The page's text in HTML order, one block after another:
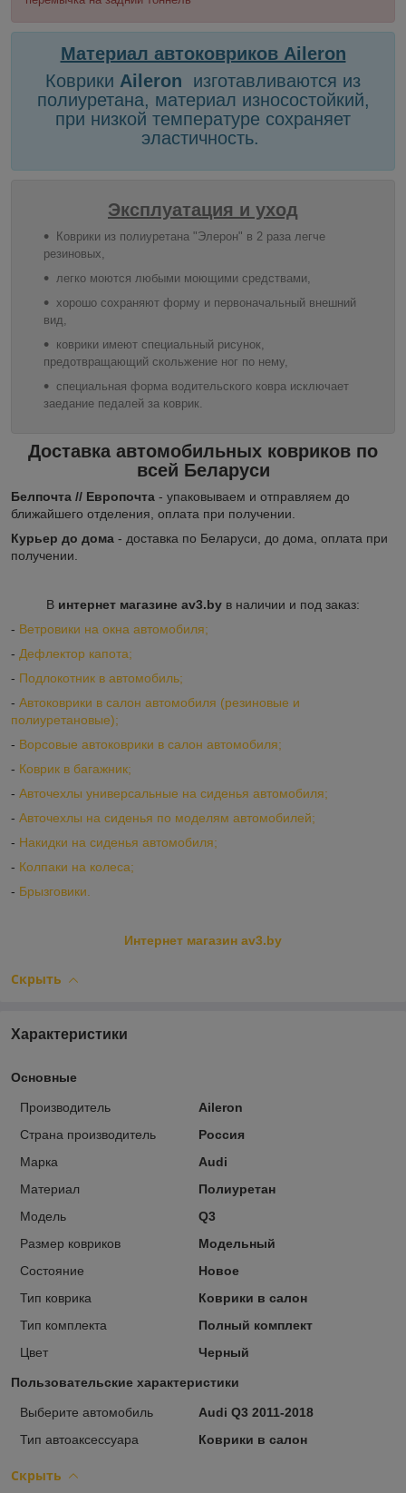
Материал автоковриков Aileron
Коврики Aileron изготавливаются из
полиуретана, материал износостойкий,
при низкой температуре сохраняет
эластичность.
Эксплуатация и уход
Коврики из полиуретана "Элерон" в 2 раза легче
резиновых,
легко моются любыми моющими средствами,
хорошо сохраняют форму и первоначальный внешний
вид,
коврики имеют специальный рисунок,
предотвращающий скольжение ног по нему,
специальная форма водительского ковра исключает
заедание педалей за коврик.
Доставка автомобильных ковриков по
всей Беларуси
Белпочта // Европочта - упаковываем и отправляем до
ближайшего отделения, оплата при получении.
Курьер до дома - доставка по Беларуси, до дома, оплата при
получении.
В интернет магазине av3.by в наличии и под заказ:
- Ветровики на окна автомобиля;
- Дефлектор капота;
- Подлокотник в автомобиль;
- Автоковрики в салон автомобиля (резиновые и
полиуретановые);
- Ворсовые автоковрики в салон автомобиля;
- Коврик в багажник;
- Авточехлы универсальные на сиденья автомобиля;
- Авточехлы на сиденья по моделям автомобилей;
- Накидки на сиденья автомобиля;
- Колпаки на колеса;
- Брызговики.
Интернет магазин av3.by
Скрыть
Характеристики
Основные
Производитель
Aileron
Страна производитель
Россия
Марка
Audi
Материал
Полиуретан
Модель
Q3
Размер ковриков
Модельный
Состояние
Новое
Тип коврика
Коврики в салон
Тип комплекта
Полный комплект
Цвет
Черный
Пользовательские характеристики
Выберите автомобиль
Audi Q3 2011-2018
Тип автоаксессуара
Коврики в салон
Скрыть